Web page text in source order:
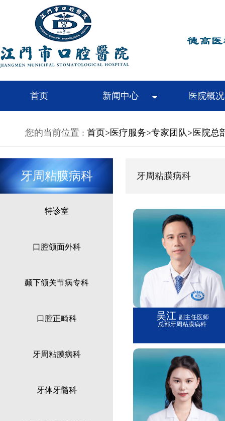
首页 新闻中心 医院概况
您的当前位置 : 首页>医疗服务>专家团队>医院总
牙周粘膜病科
特诊室
口腔颌面外科
颞下颌关节病专科
口腔正畸科
牙周粘膜病科
牙体牙髓科
牙周粘膜病科
吴江 副主任医师
总部牙周粘膜病科